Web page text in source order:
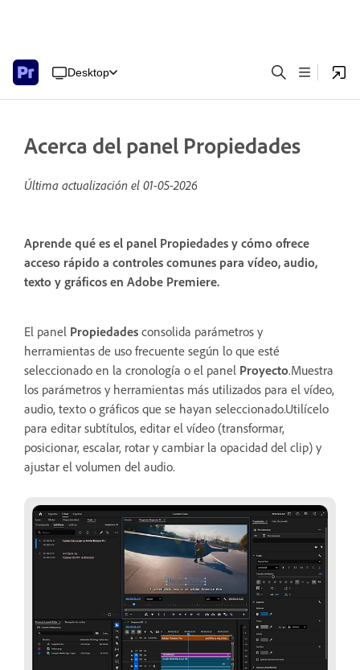
Desktop
Acerca del panel Propiedades
Última actualización el 01-05-2026
Aprende qué es el panel Propiedades y cómo ofrece
acceso rápido a controles comunes para vídeo, audio,
texto y gráficos en Adobe Premiere.
El panel Propiedades consolida parámetros y
herramientas de uso frecuente según lo que esté
seleccionado en la cronología o el panel Proyecto.Muestra
los parámetros y herramientas más utilizados para el vídeo,
audio, texto o gráficos que se hayan seleccionado.Utilícelo
para editar subtítulos, editar el vídeo (transformar,
posicionar, escalar, rotar y cambiar la opacidad del clip) y
ajustar el volumen del audio.